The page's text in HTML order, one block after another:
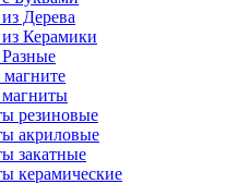
Дерева
Керамики
резиновые
акриловые
закатные
керамические